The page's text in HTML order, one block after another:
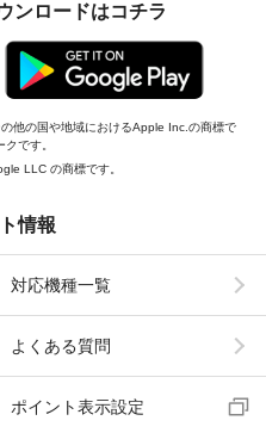
ンロードはコチラ
他の国や地域におけるApple Inc.の商標で
です。
LLC の商標です。
情報
対応機種一覧
よくある質問
ポイント表示設定